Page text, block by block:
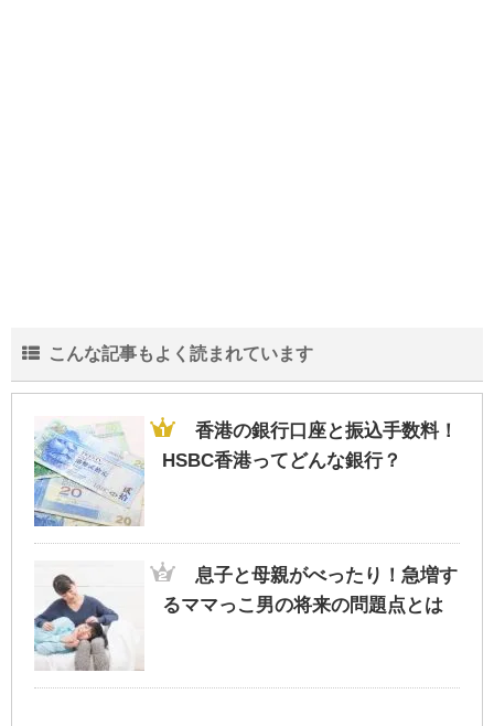
こんな記事もよく読まれています
香港の銀行口座と振込手数料！
HSBC香港ってどんな銀行？
息子と母親がべったり！急増す
るママっこ男の将来の問題点とは